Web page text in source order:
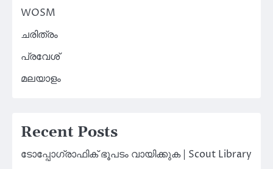
WOSM
ചരിത്രം
പ്രവേശ്
മലയാളം
Recent Posts
ടോപ്പോഗ്രാഫിക് ഭൂപടം വായിക്കുക | Scout Library